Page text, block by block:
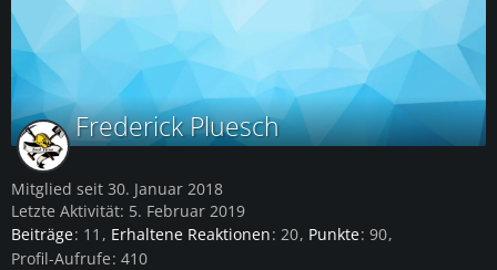
Frederick Pluesch
Mitglied seit 30. Januar 2018
Letzte Aktivität: 5. Februar 2019
Beiträge 11 Erhaltene Reaktionen 20 Punkte 90
Profil-Aufrufe 410